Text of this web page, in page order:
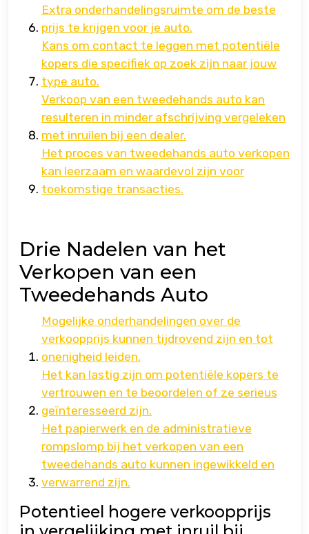
Extra onderhandelingsruimte om de beste
prijs te krijgen voor je auto.
Kans om contact te leggen met potentiële
kopers die specifiek op zoek zijn naar jouw
type auto.
Verkoop van een tweedehands auto kan
resulteren in minder afschrijving vergeleken
met inruilen bij een dealer.
Het proces van tweedehands auto verkopen
kan leerzaam en waardevol zijn voor
toekomstige transacties.
Drie Nadelen van het
Verkopen van een
Tweedehands Auto
Mogelijke onderhandelingen over de
verkoopprijs kunnen tijdrovend zijn en tot
onenigheid leiden.
Het kan lastig zijn om potentiële kopers te
vertrouwen en te beoordelen of ze serieus
geïnteresseerd zijn.
Het papierwerk en de administratieve
rompslomp bij het verkopen van een
tweedehands auto kunnen ingewikkeld en
verwarrend zijn.
Potentieel hogere verkoopprijs